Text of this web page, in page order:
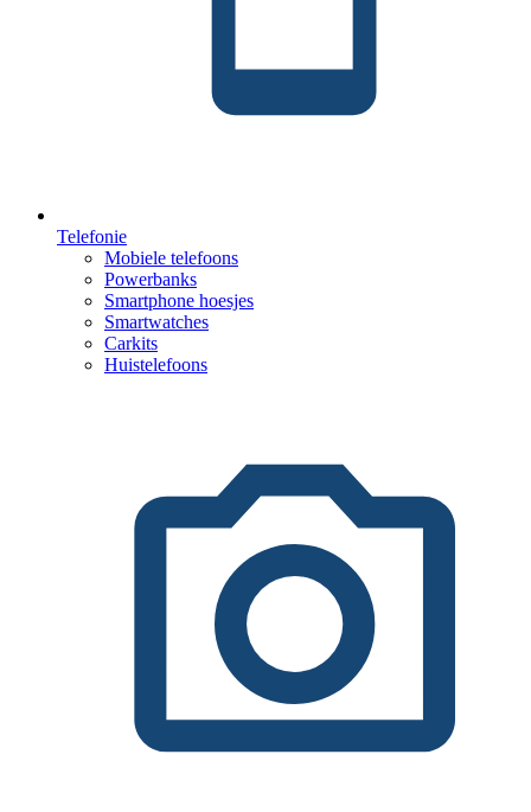
Telefonie
Mobiele telefoons
Powerbanks
Smartphone hoesjes
Smartwatches
Carkits
Huistelefoons